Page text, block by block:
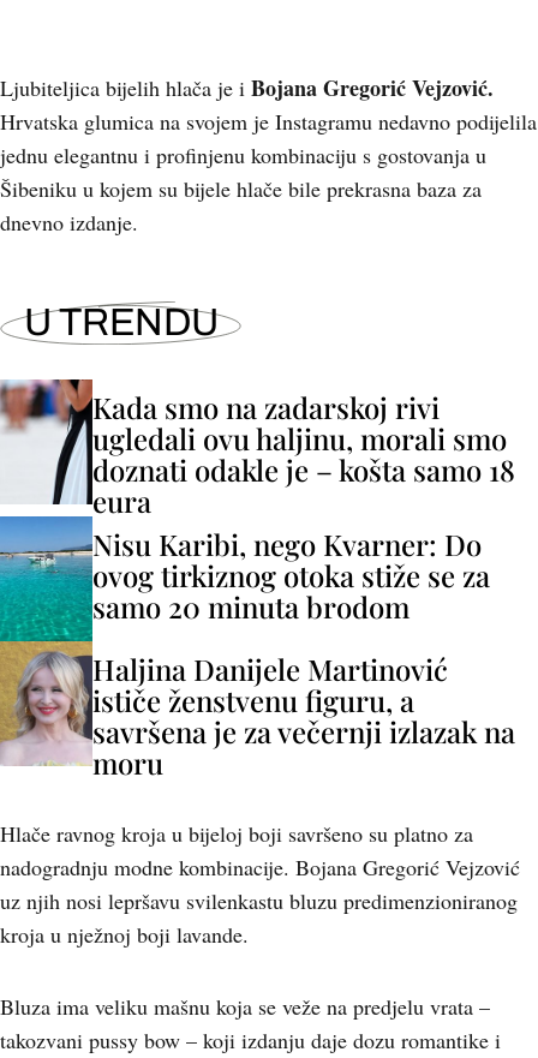
Ljubiteljica bijelih hlača je i Bojana Gregorić Vejzović.
Hrvatska glumica na svojem je Instagramu nedavno podijelila
jednu elegantnu i profinjenu kombinaciju s gostovanja u
Šibeniku u kojem su bijele hlače bile prekrasna baza za
dnevno izdanje.
U TRENDU
Kada smo na zadarskoj rivi
ugledali ovu haljinu, morali smo
doznati odakle je – košta samo 18
eura
Nisu Karibi, nego Kvarner: Do
ovog tirkiznog otoka stiže se za
samo 20 minuta brodom
Haljina Danijele Martinović
ističe ženstvenu figuru, a
savršena je za večernji izlazak na
moru
Hlače ravnog kroja u bijeloj boji savršeno su platno za
nadogradnju modne kombinacije. Bojana Gregorić Vejzović
uz njih nosi lepršavu svilenkastu bluzu predimenzioniranog
kroja u nježnoj boji lavande.
Bluza ima veliku mašnu koja se veže na predjelu vrata –
takozvani pussy bow – koji izdanju daje dozu romantike i